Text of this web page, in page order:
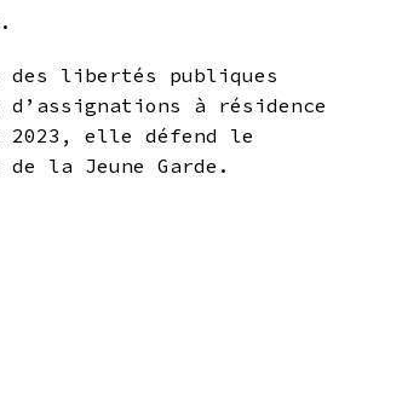
libertés publiques
à résidence
2023, elle défend le
la Jeune Garde.